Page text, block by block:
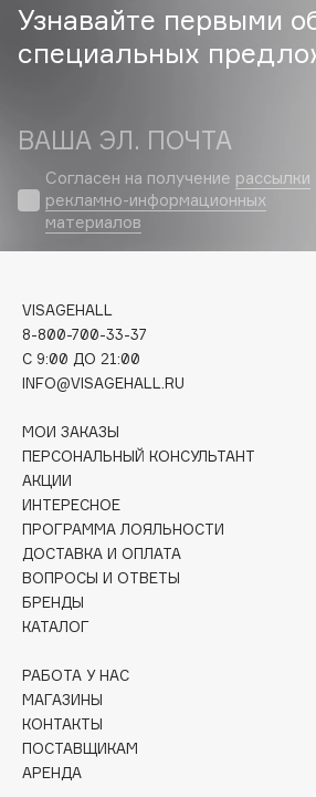
Capelli Dorati
Carbon Theory
Catrice
Celimax
Cettua
Chupa Chups
Clarins Precious
Clinique
Clive Christian
Collagenina
Consly
Corimo
CosRX
Cottolina
Crescina
Curaprox
D
Узнавайте первыми
специальных
ВАША ЭЛ. ПОЧТА
Согласен на получение рассылки
рекламно-информационных
материалов
VISAGEHALL
8-800-700-33-37
C 9:00 ДО 21:00
INFO@VISAGEHALL.RU
МОИ ЗАКАЗЫ
ПЕРСОНАЛЬНЫЙ КОНСУЛЬТАНТ
АКЦИИ
ИНТЕРЕСНОЕ
ПРОГРАММА ЛОЯЛЬНОСТИ
ДОСТАВКА И ОПЛАТА
ВОПРОСЫ И ОТВЕТЫ
БРЕНДЫ
КАТАЛОГ
РАБОТА У НАС
МАГАЗИНЫ
КОНТАКТЫ
ПОСТАВЩИКАМ
АРЕНДА